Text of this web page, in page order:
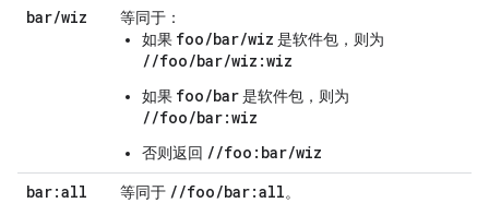
bar/wiz
等同于：
如果 foo/bar/wiz 是软件包，则为
//foo/bar/wiz:wiz
如果 foo/bar是软件包，则为
//foo/bar:wiz
否则返回 //foo:bar/wiz
bar:all
等同于 //foo/bar:all。